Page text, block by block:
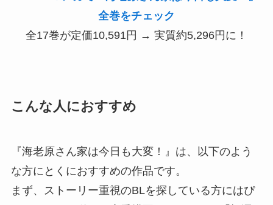
全巻をチェック
全17巻が定価10,591円 → 実質約5,296円に！
こんな人におすすめ
『海老原さん家は今日も大変！』は、以下のよう
な方にとくにおすすめの作品です。
まず、ストーリー重視のBLを探している方にはぴ